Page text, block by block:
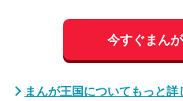
今すぐまん
まんが王国についてもっと詳